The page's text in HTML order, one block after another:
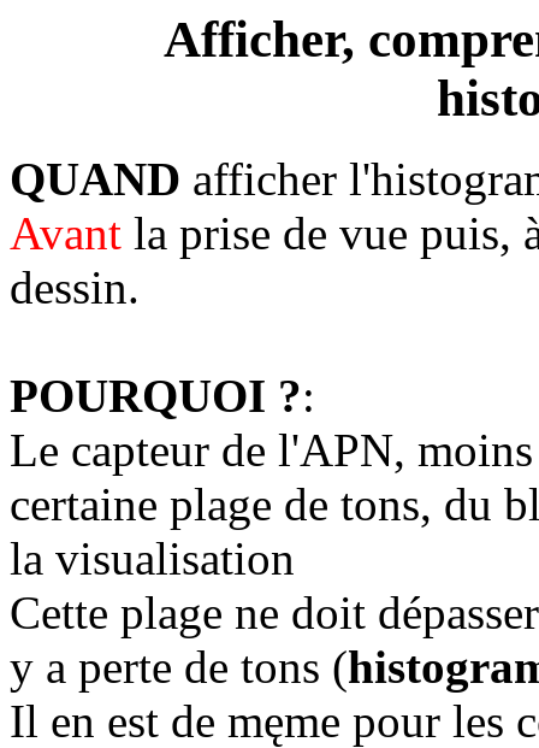
Afficher,
QUAND afficher
Avant la prise de vue puis,
dessin.
POURQUOI ?:
Le capteur de l'APN,
certaine plage de tons, du
la visualisation
Cette plage ne doit
y a perte de tons (
Il en est de męme pour les